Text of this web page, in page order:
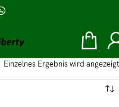
Einzelnes Ergebnis wird angezeigt